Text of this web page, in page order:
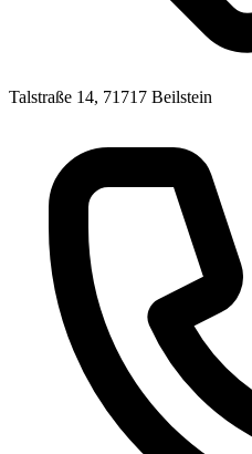
Talstraße 14, 71717 Beilstein